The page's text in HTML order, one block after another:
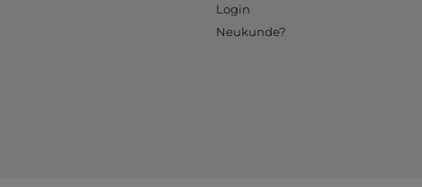
Login
Neukunde?